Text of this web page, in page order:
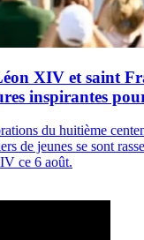
XIV et saint
inspirantes
du huitième
de jeunes se sont
ce 6 août.